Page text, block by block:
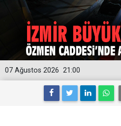
21:00
07 Ağustos 2026